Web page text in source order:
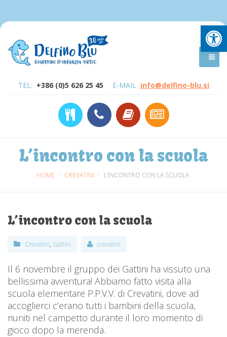
TEL: +386 (0)5 626 25 45 E-MAIL info@delfino-blu.si
L’incontro con la scuola
HOME CREVATINI L’INCONTRO CON LA SCUOLA
L’incontro con la scuola
Crevatini, Gattini crevatini
Il 6 novembre il gruppo dei Gattini ha vissuto una
bellissima avventura! Abbiamo fatto visita alla
scuola elementare P.P.V.V. di Crevatini, dove ad
accoglierci c’erano tutti i bambini della scuola,
riuniti nel campetto durante il loro momento di
gioco dopo la merenda.